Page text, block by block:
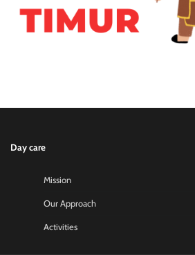
Day care
Mission
Our Approach
Activities